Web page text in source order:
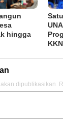
hingga
dipublikasikan.